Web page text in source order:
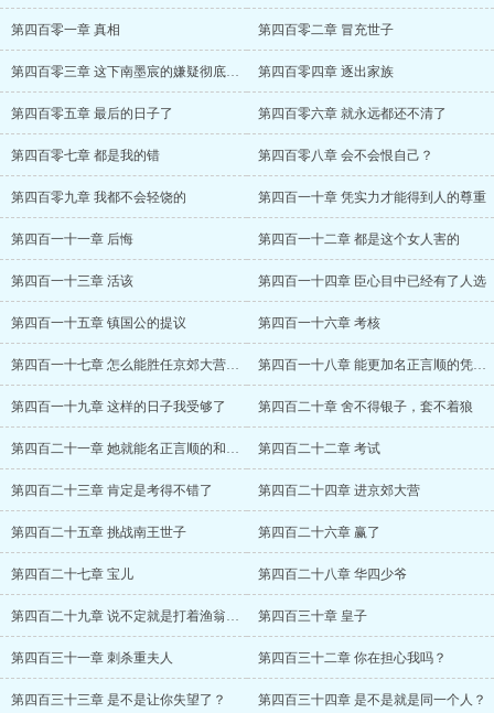
第四百零一章 真相 第四百零二章 冒充世子
第四百零三章 这下南墨宸的嫌疑彻底的洗清 第四百零四章 逐出家族
第四百零五章 最后的日子了 第四百零六章 就永远都还不清了
第四百零七章 都是我的错 第四百零八章 会不会恨自己？
第四百零九章 我都不会轻饶的 第四百一十章 凭实力才能得到人的尊重
第四百一十一章 后悔 第四百一十二章 都是这个女人害的
第四百一十三章 活该 第四百一十四章 臣心目中已经有了人选
第四百一十五章 镇国公的提议 第四百一十六章 考核
第四百一十七章 怎么能胜任京郊大营副统领 第四百一十八章 能更加名正言顺的凭实力服
第四百一十九章 这样的日子我受够了 第四百二十章 舍不得银子，套不着狼
第四百二十一章 她就能名正言顺的和他相认 第四百二十二章 考试
第四百二十三章 肯定是考得不错了 第四百二十四章 进京郊大营
第四百二十五章 挑战南王世子 第四百二十六章 赢了
第四百二十七章 宝儿 第四百二十八章 华四少爷
第四百二十九章 说不定就是打着渔翁得利的 第四百三十章 皇子
第四百三十一章 刺杀重夫人 第四百三十二章 你在担心我吗？
第四百三十三章 是不是让你失望了？ 第四百三十四章 是不是就是同一个人？